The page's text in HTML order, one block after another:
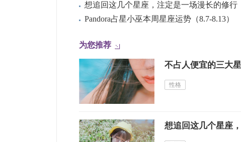
想追回这几个星座，注定是一场漫长的修行
Pandora占星小巫本周星座运势（8.7-8.13）
为您推荐
不占人便宜的三大
性格
想追回这几个星座